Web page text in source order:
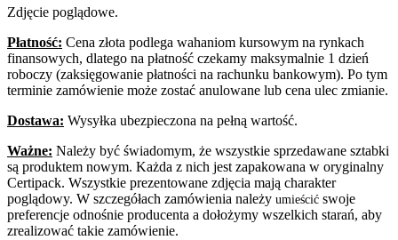
Zdjęcie poglądowe.
Płatność: Cena złota podlega wahaniom kursowym na rynkach
finansowych, dlatego na płatność czekamy maksymalnie 1 dzień
roboczy (zaksięgowanie płatności na rachunku bankowym). Po tym
terminie zamówienie może zostać anulowane lub cena ulec zmianie.
Dostawa: Wysyłka ubezpieczona na pełną wartość.
Ważne: Należy być świadomym, że wszystkie sprzedawane sztabki
są produktem nowym. Każda z nich jest zapakowana w oryginalny
Certipack. Wszystkie prezentowane zdjęcia mają charakter
poglądowy. W szczegółach zamówienia należy umieścić swoje
preferencje odnośnie producenta a dołożymy wszelkich starań, aby
zrealizować takie zamówienie.